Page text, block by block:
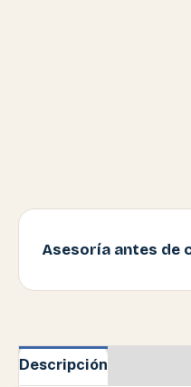
Asesoría antes de
Descripción